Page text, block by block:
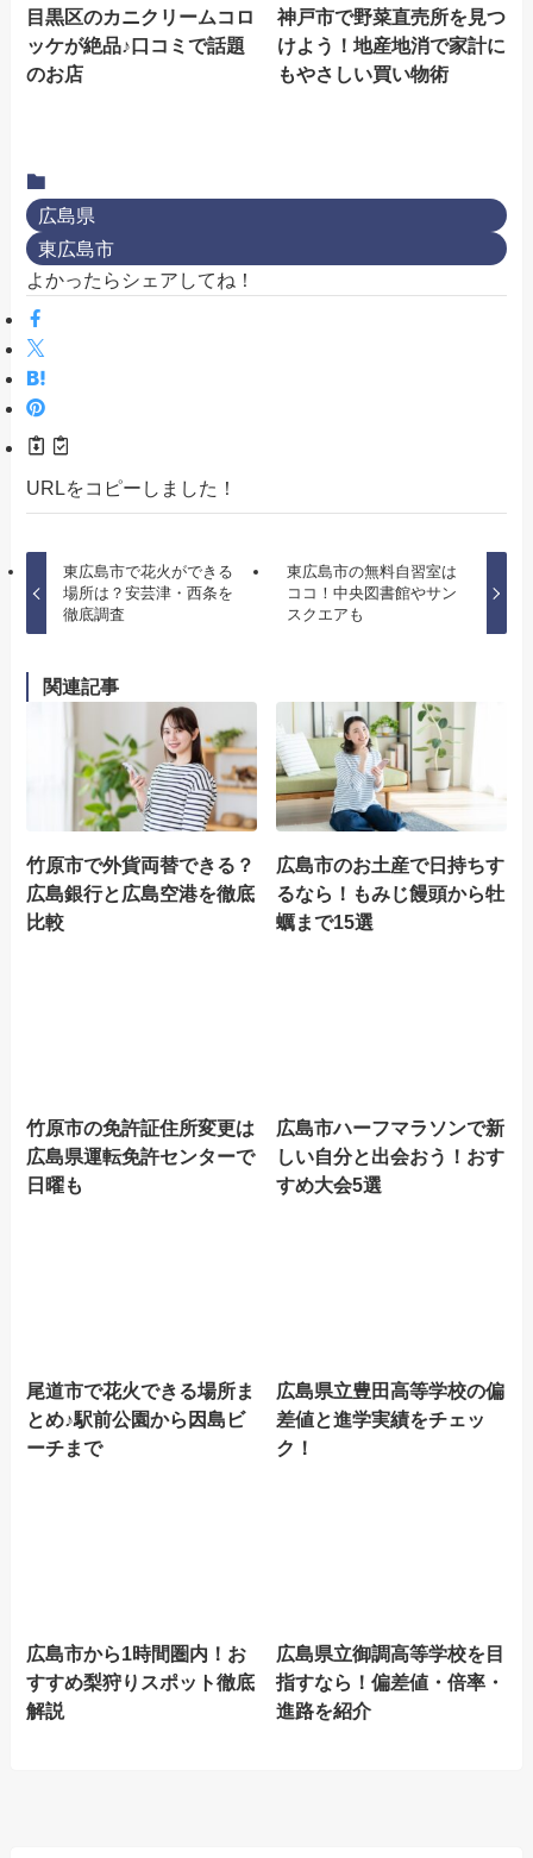
目黒区のカニクリームコロ
ッケが絶品♪口コミで話題
のお店
神戸市で野菜直売所を見つ
けよう！地産地消で家計に
もやさしい買い物術
広島県
東広島市
よかったらシェアしてね！
URLをコピーしました！
東広島市で花火ができる
場所は？安芸津・西条を
徹底調査
東広島市の無料自習室は
ココ！中央図書館やサン
スクエアも
関連記事
竹原市で外貨両替できる？
広島銀行と広島空港を徹底
比較
広島市のお土産で日持ちす
るなら！もみじ饅頭から牡
蠣まで15選
竹原市の免許証住所変更は
広島県運転免許センターで
日曜も
広島市ハーフマラソンで新
しい自分と出会おう！おす
すめ大会5選
尾道市で花火できる場所ま
とめ♪駅前公園から因島ビ
ーチまで
広島県立豊田高等学校の偏
差値と進学実績をチェッ
ク！
広島市から1時間圏内！お
すすめ梨狩りスポット徹底
解説
広島県立御調高等学校を目
指すなら！偏差値・倍率・
進路を紹介